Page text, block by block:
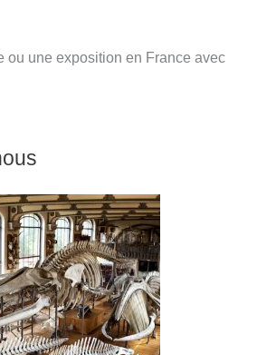
ou une exposition en France avec